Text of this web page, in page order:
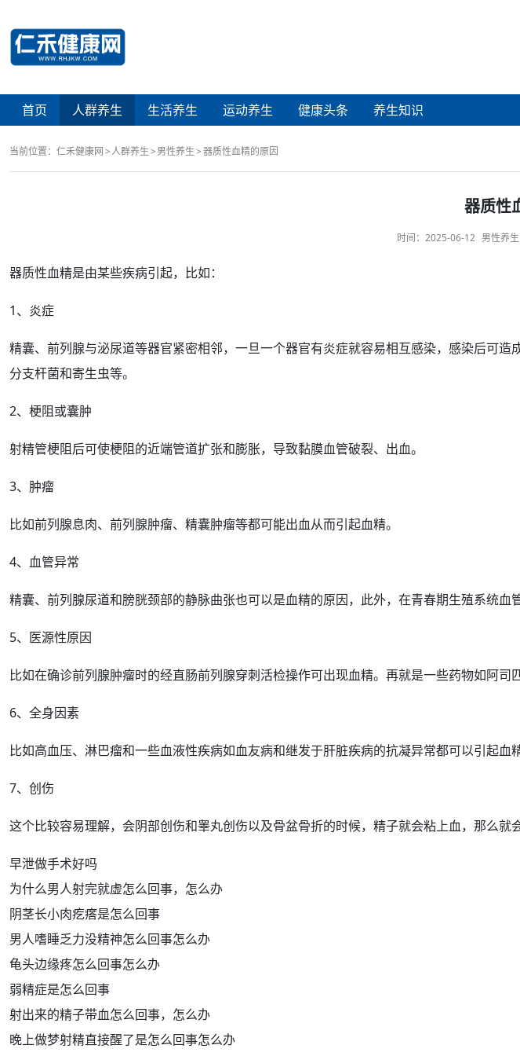
首页 人群养生 生活养生 运动养生 健康头条 养生知识
当前位置： 仁禾健康网 人群养生 男性养生 器质性血精的原因
器质性
时间： 2025-06-12 男性养生
器质性血精是由某些疾病引起，比如：
1、 炎症
精囊、 前列腺与泌尿道等器官紧密相邻，一旦一个器官有炎症就容易相互感染，感染后可造
分支杆菌和寄生虫等。
2、梗阻或囊肿
射精管梗阻后可使梗阻的近端管道扩张和膨胀，导致黏膜血管破裂、出血。
3、肿瘤
比如前列腺息肉、 前列腺肿瘤、精囊肿瘤等都可能出血从而引起血精。
4、血管异常
精囊、前列腺尿道和膀胱颈部的静脉曲张也可以是血精的原因，此外，在青春期生殖系统血
5、医源性原因
比如在确诊前列腺肿瘤时的经直肠前列腺穿刺活检操作可出现血精。再就是一些药物如阿司
6、全身因素
比如高血压、淋巴瘤和一些血液性疾病如血友病和继发于肝脏疾病的抗凝异常都可以引起血精
7、创伤
这个比较容易理解，会阴部创伤和睾丸创伤以及骨盆骨折的时候， 精子就会粘上血，那么就
早泄做手术好吗
为什么男人射完就虚怎么回事，怎么办
阴茎长小肉疙瘩是怎么回事
男人嗜睡乏力没精神怎么回事怎么办
龟头边缘疼怎么回事怎么办
弱精症是怎么回事
射出来的精子带血怎么回事，怎么办
晚上做梦射精直接醒了是怎么回事怎么办